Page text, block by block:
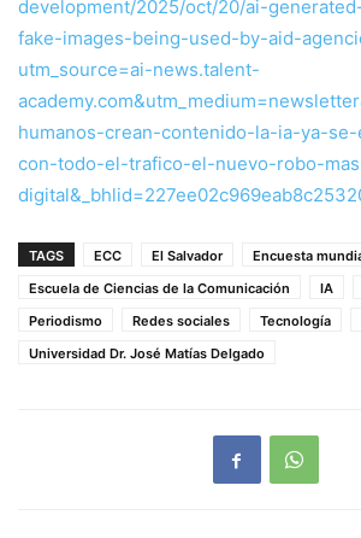
development/2025/oct/20/ai-
fake-images-being-used-by-aid-
utm_source=ai-news.talent-
humanos-crean-contenido-la-ia-ya-
con-todo-el-trafico-el-nuevo-robo-
TAGS ECC El Salvador
Encuesta
Escuela de Ciencias de la Comunicación
IA
Periodismo
Redes sociales Tecnología
Universidad Dr. José Matías Delgado